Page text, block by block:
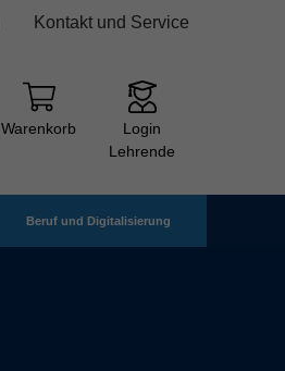
Kontakt und Service
Warenkorb
Login
Lehrende
Beruf und Digitalisierung